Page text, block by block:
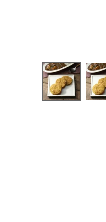
私たちについて